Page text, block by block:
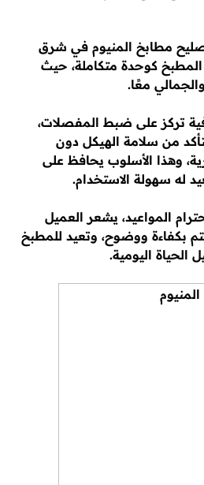
مطابخ المنيوم في شرق
المطبخ كوحدة متكاملة، حيث
معًا.
تركز على ضبط المفصلات،
من سلامة الهيكل دون
وهذا الأسلوب يحافظ على
له سهولة الاستخدام.
المواعيد، يشعر العميل
بكفاءة ووضوح، وتعيد للمطبخ
الحياة اليومية.